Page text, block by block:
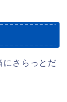
にさらっとだ